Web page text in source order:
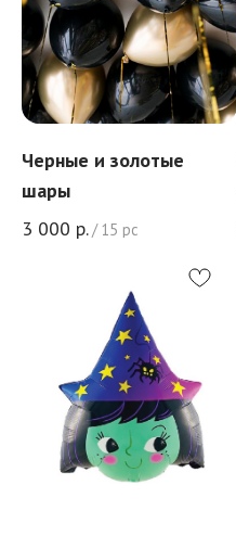
Черные и золотые
шары
3 000 р./ 15 pc